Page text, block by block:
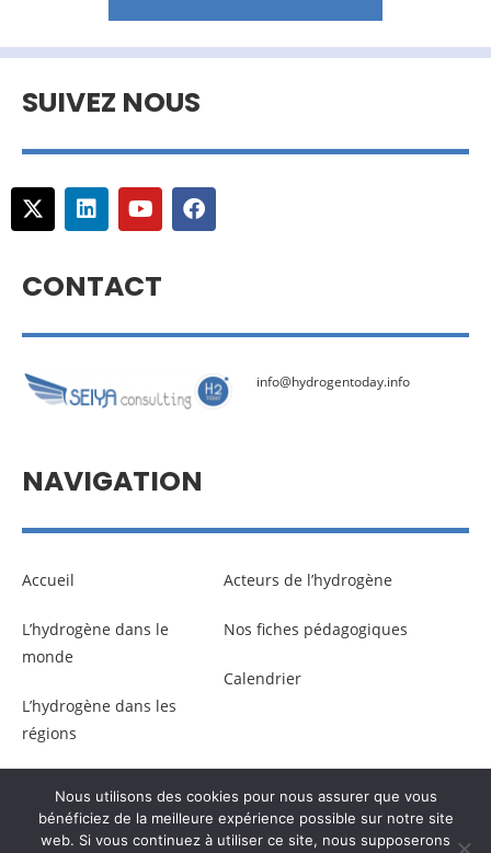
SUIVEZ NOUS
CONTACT
info@hydrogentoday.info
NAVIGATION
Accueil
L’hydrogène dans le
monde
L’hydrogène dans les
régions
Acteurs de l’hydrogène
Nos fiches pédagogiques
Calendrier
© Copyright –Communicaweb 2026
Nous utilisons des cookies pour nous assurer que vous
bénéficiez de la meilleure expérience possible sur notre site
web. Si vous continuez à utiliser ce site, nous supposerons